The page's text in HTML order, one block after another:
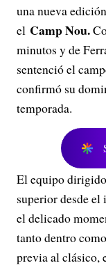
una nueva
el Camp Nou.
minutos y de
sentenció el
confirmó su
temporada.
El equipo
superior desde
el delicado
tanto dentro
previa al clásico,